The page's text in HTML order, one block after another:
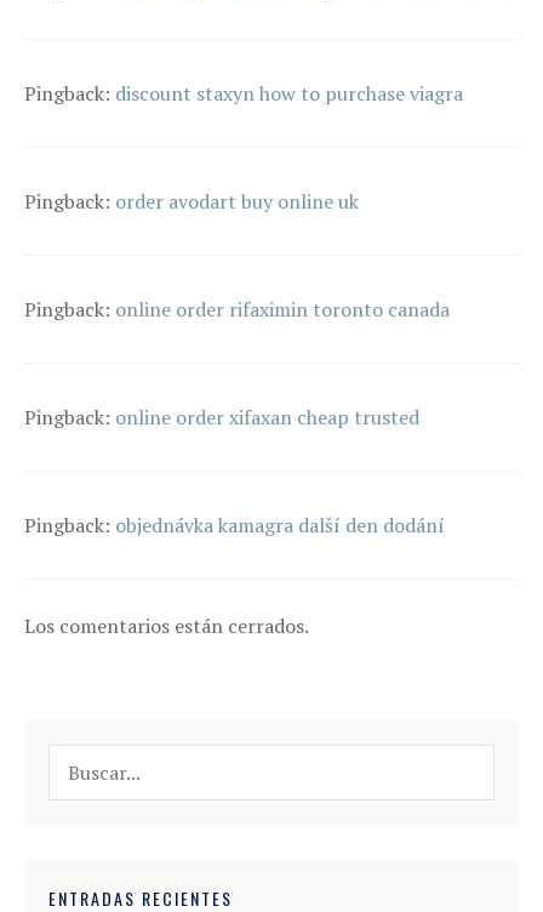
Pingback: discount staxyn how to purchase viagra
Pingback: order avodart buy online uk
Pingback: online order rifaximin toronto canada
Pingback: online order xifaxan cheap trusted
Pingback: objednávka kamagra další den dodání
Los comentarios están cerrados.
ENTRADAS RECIENTES